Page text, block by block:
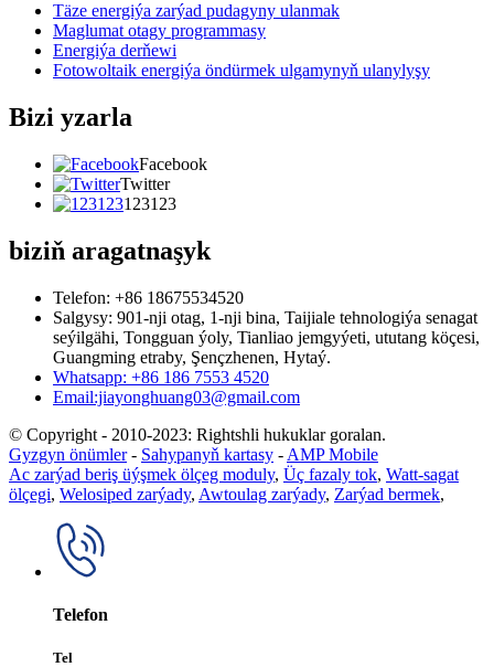
Täze energiýa zarýad pudagyny ulanmak
Maglumat otagy programmasy
Energiýa derňewi
Fotowoltaik energiýa öndürmek ulgamynyň ulanylyşy
Bizi yzarla
Facebook
Twitter
123123
biziň aragatnaşyk
Telefon: +86 18675534520
Salgysy: 901-nji otag, 1-nji bina, Taijiale tehnologiýa senagat
seýilgähi, Tongguan ýoly, Tianliao jemgyýeti, ututang köçesi,
Guangming etraby, Şençzhenen, Hytaý.
Whatsapp: +86 186 7553 4520
Email:jiayonghuang03@gmail.com
© Copyright - 2010-2023: Rightshli hukuklar goralan.
Gyzgyn önümler- Sahypanyň kartasy - AMP Mobile
Ac zarýad beriş üýşmek ölçeg moduly, Üç fazaly tok, Watt-sagat
ölçegi, Welosiped zarýady, Awtoulag zarýady, Zarýad bermek,
Telefon
Tel